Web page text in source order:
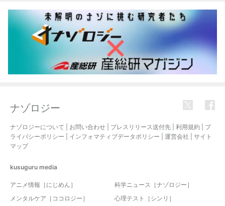
ナゾロジー
ナゾロジーについて お問い合わせ プレスリリース送付先 利用規約
プ
ライバシーポリシー
インフォマティブデータポリシー 運営会社
サイト
マップ
kusuguru media
アニメ情報［にじめん］
科学ニュース［ナゾロジー］
メンタルケア［ココロジー］
心理テスト［シンリ］